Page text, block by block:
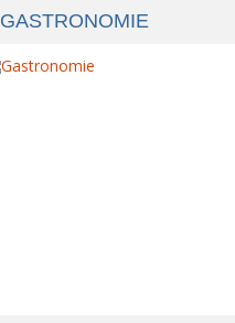
GASTRONOMIE